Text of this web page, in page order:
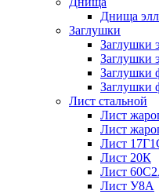
Днища
Заглушки
Заглушки
Заглушки
Заглушки
Заглушки
Лист стальной
Лист
Лист
Лист
Лист 20К
Лист
Лист У8А